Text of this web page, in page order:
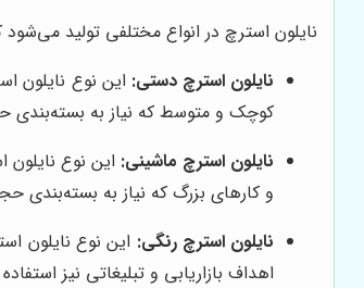
نایلون استرچ در انواع مختلفی تولید می‌شود
نایلون استرچ دستی: این نوع نایلون
کوچک و متوسط که نیاز به
نایلون استرچ ماشینی: این نوع
و کارهای بزرگ که نیاز به بسته‌بندی
نایلون استرچ رنگی: این نوع نایلون
اهداف بازاریابی و تبلیغاتی نیز